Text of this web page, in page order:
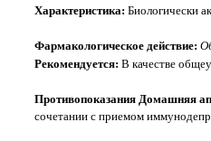
Характеристика:Биологически
Фармакологическое действие:
Рекомендуется:В качестве
Противопоказания Домашняя
сочетании с приемом